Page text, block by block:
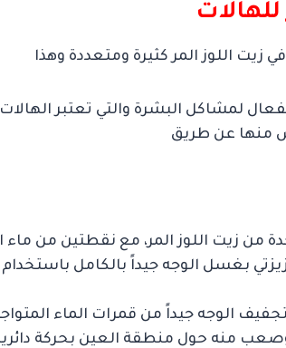
للهالات
زيت اللوز المر كثيرة ومتعددة وهذا
لمشاكل البشرة والتي تعتبر
منها عن طريق
من زيت اللوز المر، مع نقطتين من ماء
بغسل الوجه جيداً بالكامل
الوجه جيداً من قمرات الماء
منه حول منطقة العين بحركة